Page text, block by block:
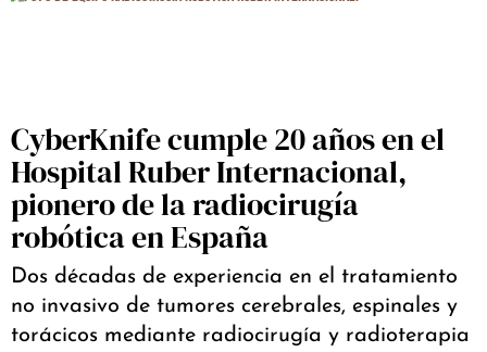
CyberKnife cumple 20 años en el
Hospital Ruber Internacional,
pionero de la radiocirugía
robótica en España
Dos décadas de experiencia en el tratamiento
no invasivo de tumores cerebrales, espinales y
torácicos mediante radiocirugía y radioterapia